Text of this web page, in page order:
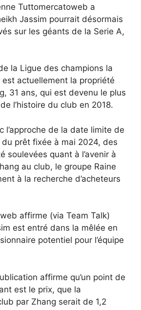
Tuttomercatoweb a
Jassim pourrait désormais
sur les géants de la Serie A,
la Ligue des champions la
actuellement la propriété
31 ans, qui est devenu le plus
l’histoire du club en 2018.
l’approche de la date limite de
prêt fixée à mai 2024, des
soulevées quant à l’avenir à
au club, le groupe Raine
à la recherche d’acheteurs
affirme (via Team Talk)
est entré dans la mêlée en
potentiel pour l’équipe
affirme qu’un point de
est le prix, que la
par Zhang serait de 1,2